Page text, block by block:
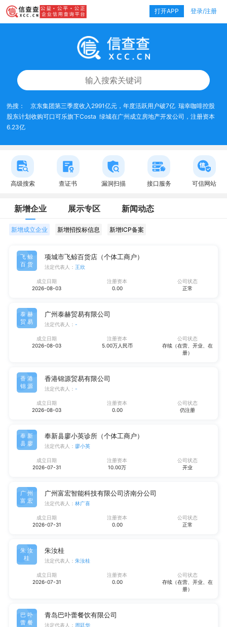
打开APP 登录/注册
热搜： 京东集团第三季度收入2991亿元，年度活跃用户破7亿 瑞幸咖啡控股
股东计划收购可口可乐旗下Costa 绿城在广州成立房地产开发公司，注册资本
6.23亿
高级搜索 查证书 漏洞扫描 接口服务 可信网站
新增企业 展示专区 新闻动态
新增成立企业 新增招投标信息 新增ICP备案
飞鲸
百货
项城市飞鲸百货店（个体工商户）
法定代表人： 王欣
成立日期
2026-08-03
注册资本
0.00
公司状态
正常
泰赫
贸易
广州泰赫贸易有限公司
法定代表人： -
成立日期
2026-08-03
注册资本
5.00万人民币
公司状态
存续（在营、开业、在
册）
香港
锦源
香港锦源贸易有限公司
法定代表人： -
成立日期
2026-08-03
注册资本
0.00
公司状态
仍注册
奉新
县廖
奉新县廖小英诊所（个体工商户）
法定代表人： 廖小英
成立日期
2026-07-31
注册资本
10.00万
公司状态
开业
广州
富宏
广州富宏智能科技有限公司济南分公司
法定代表人： 林广喜
成立日期
2026-07-31
注册资本
0.00
公司状态
正常
朱汝
桂
朱汝桂
法定代表人： 朱汝桂
成立日期
2026-07-31
注册资本
0.00
公司状态
存续（在营、开业、在
册）
巴卟
蕾餐
青岛巴卟蕾餐饮有限公司
法定代表人： 周廷华